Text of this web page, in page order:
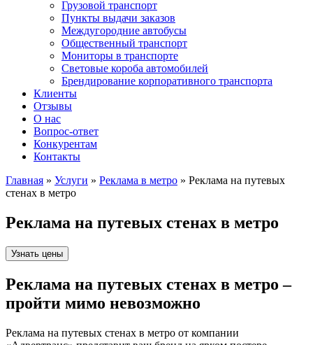
Грузовой транспорт
Пункты выдачи заказов
Междугородние автобусы
Общественный транспорт
Мониторы в транспорте
Световые короба автомобилей
Брендирование корпоративного транспорта
Клиенты
Отзывы
О нас
Вопрос-ответ
Конкурентам
Контакты
Главная » Услуги » Реклама в метро » Реклама на путевых
стенах в метро
Реклама на путевых стенах в метро
Реклама на путевых стенах в метро –
пройти мимо невозможно
Реклама на путевых стенах в метро от компании